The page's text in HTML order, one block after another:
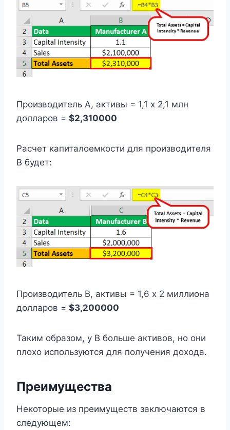
Производитель A, активы = 1,1 x 2,1 млн
долларов = $2,310000
Расчет капиталоемкости для производителя
B будет:
Производитель B, активы = 1,6 x 2 миллиона
долларов = $3,200000
Таким образом, у B больше активов, но они
плохо используются для получения дохода.
Преимущества
Некоторые из преимуществ заключаются в
следующем: